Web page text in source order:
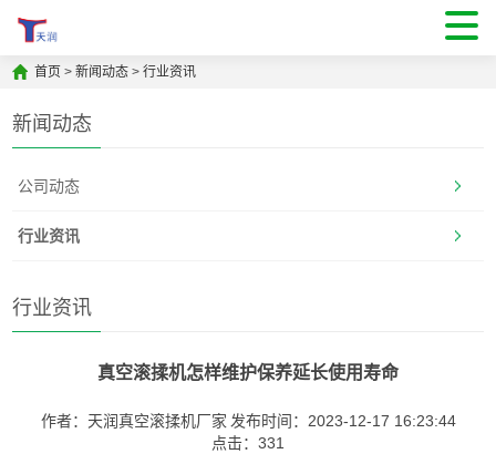
首页 >新闻动态>行业资讯
新闻动态
公司动态
行业资讯
行业资讯
真空滚揉机怎样维护保养延长使用寿命
作者：天润真空滚揉机厂家 发布时间：2023-12-17 16:23:44
点击： 331